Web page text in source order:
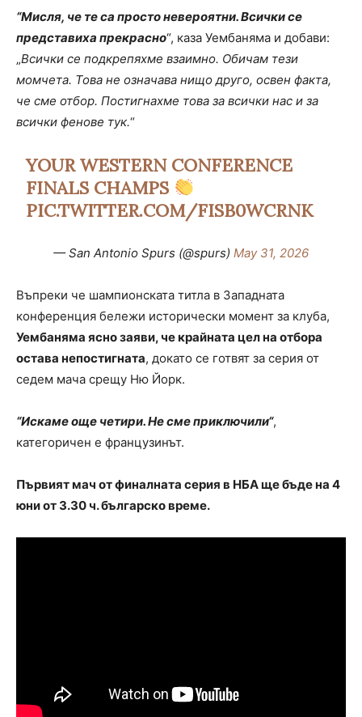
“Мисля, че те са просто невероятни. Всички се
представиха прекрасно“, каза Уембаняма и добави:
„Всички се подкрепяхме взаимно. Обичам тези
момчета. Това не означава нищо друго, освен факта,
че сме отбор. Постигнахме това за всички нас и за
всички фенове тук.“
YOUR WESTERN CONFERENCE
FINALS CHAMPS
PIC.TWITTER.COM/FISB0WCRNK
— San Antonio Spurs (@spurs) May 31, 2026
Въпреки че шампионската титла в Западната
конференция бележи исторически момент за клуба,
Уембаняма ясно заяви, че крайната цел на отбора
остава непостигната, докато се готвят за серия от
седем мача срещу Ню Йорк.
“Искаме още четири. Не сме приключили“,
категоричен е французинът.
Първият мач от финалната серия в НБА ще бъде на 4
юни от 3.30 ч. българско време.